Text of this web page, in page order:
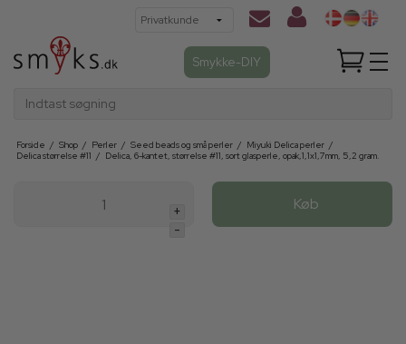
Smykke-DIY
Indtast søgning
Forside / Shop / Perler / Seed beads og små perler / Miyuki Delica perler /
Delica størrelse #11 / Delica, 6-kantet, størrelse #11, sort glasperle, opak,1,1x1,7mm, 5,2 gram.
+
-
Køb